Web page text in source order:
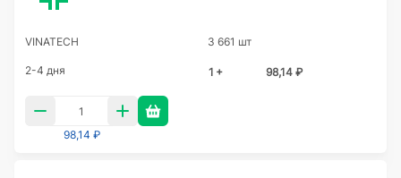
VINATECH 3 661 шт
2-4 дня 1 + 98,14 ₽
98,14 ₽